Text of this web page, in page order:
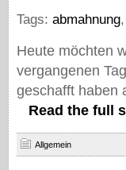
Tags: abmahnung,
Heute möchten
vergangenen
geschafft haben
Read the full
Allgemein